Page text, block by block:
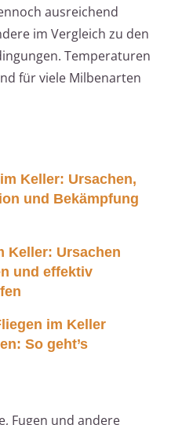
ausreichend
im Vergleich zu den
Temperaturen
für viele Milbenarten
Keller: Ursachen,
und Bekämpfung
Keller: Ursachen
und effektiv
im Keller
So geht’s
Fugen und andere